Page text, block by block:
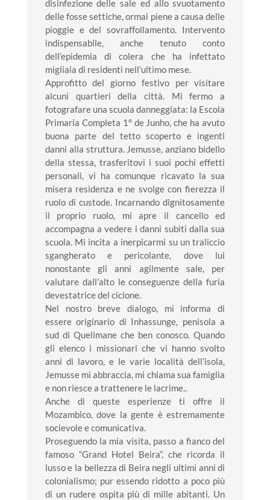
disinfezione delle sale ed allo svuotamento
delle fosse settiche, ormai piene a causa delle
pioggie e del sovraffollamento. Intervento
indispensabile, anche tenuto conto
dell’epidemia di colera che ha infettato
migliaia di residenti nell’ultimo mese.
Approfitto del giorno festivo per visitare
alcuni quartieri della città. Mi fermo a
fotografare una scuola danneggiata: la Escola
Primaria Completa 1° de Junho, che ha avuto
buona parte del tetto scoperto e ingenti
danni alla struttura. Jemusse, anziano bidello
della stessa, trasferitovi i suoi pochi effetti
personali, vi ha comunque ricavato la sua
misera residenza e ne svolge con fierezza il
ruolo di custode. Incarnando dignitosamente
il proprio ruolo, mi apre il cancello ed
accompagna a vedere i danni subiti dalla sua
scuola. Mi incita a inerpicarmi su un traliccio
sgangherato e pericolante, dove lui
nonostante gli anni agilmente sale, per
valutare dall’alto le conseguenze della furia
devestatrice del ciclone.
Nel nostro breve dialogo, mi informa di
essere originario di Inhassunge, penisola a
sud di Quelimane che ben conosco. Quando
gli elenco i missionari che vi hanno svolto
anni di lavoro, e le varie località dell’isola,
Jemusse mi abbraccia, mi chiama sua famiglia
e non riesce a trattenere le lacrime..
Anche di queste esperienze ti offre il
Mozambico, dove la gente è estremamente
socievole e comunicativa.
Proseguendo la mia visita, passo a fianco del
famoso “Grand Hotel Beira”, che ricorda il
lusso e la bellezza di Beira negli ultimi anni di
colonialismo; pur essendo ridotto a poco più
di un rudere ospita più di mille abitanti. Un